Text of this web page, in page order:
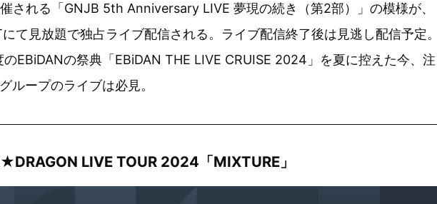
される「GNJB 5th Anniversary LIVE 夢現の続き（第2部）」の模様が、
て見放題で独占ライブ配信される。ライブ配信終了後は見逃し配信予定
のEBiDANの祭典「EBiDAN THE LIVE CRUISE 2024」を夏に控えた今、注
ループのライブは必見。
LIVE TOUR 2024「MIXTURE」